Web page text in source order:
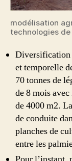
modélisation
technologies de
Diversification
et temporelle
70 tonnes de
de 8 mois
de 4000 m2.
de conduite
planches de
entre les